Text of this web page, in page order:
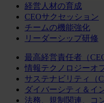
経営人材の育成
CEOサクセッション
チームの機能強化
リーダーシップ研修
最高経営責任者（
情報テクノロジーオ
サステナビリティ（
ダイバーシティ＆イ
法務、規制関連、コ